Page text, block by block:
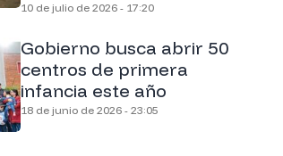
10 de julio de 2026 - 17:20
Gobierno busca abrir 50
centros de primera
infancia este año
18 de junio de 2026 - 23:05